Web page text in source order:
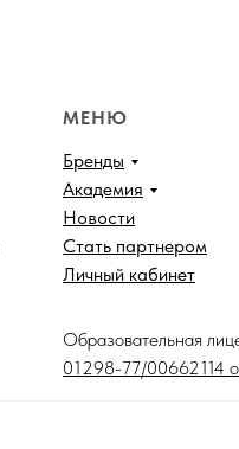
МЕНЮ
Бренды
Академия
Новости
Стать партнером
Личный кабинет
Образовательная
01298-77/00662114